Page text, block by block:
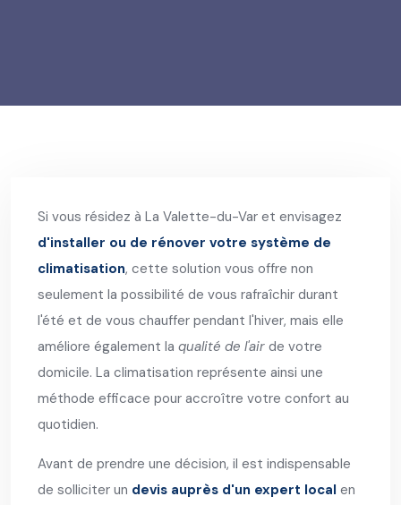
Si vous résidez à La Valette-du-Var et envisagez
d'installer ou de rénover votre système de
climatisation, cette solution vous offre non
seulement la possibilité de vous rafraîchir durant
l'été et de vous chauffer pendant l'hiver, mais elle
améliore également la qualité de l'air de votre
domicile. La climatisation représente ainsi une
méthode efficace pour accroître votre confort au
quotidien.
Avant de prendre une décision, il est indispensable
de solliciter un devis auprès d'un expert local en